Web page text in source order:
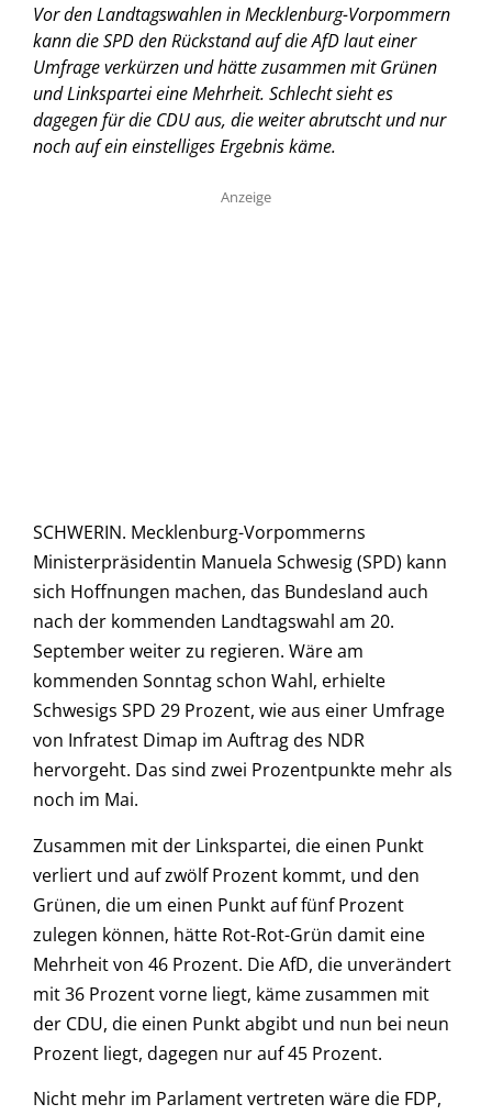
Vor den Landtagswahlen in Mecklenburg-Vorpommern
kann die SPD den Rückstand auf die AfD laut einer
Umfrage verkürzen und hätte zusammen mit Grünen
und Linkspartei eine Mehrheit. Schlecht sieht es
dagegen für die CDU aus, die weiter abrutscht und nur
noch auf ein einstelliges Ergebnis käme.
Anzeige
SCHWERIN. Mecklenburg-Vorpommerns
Ministerpräsidentin Manuela Schwesig (SPD) kann
sich Hoffnungen machen, das Bundesland auch
nach der kommenden Landtagswahl am 20.
September weiter zu regieren. Wäre am
kommenden Sonntag schon Wahl, erhielte
Schwesigs SPD 29 Prozent, wie aus einer Umfrage
von Infratest Dimap im Auftrag des NDR
hervorgeht. Das sind zwei Prozentpunkte mehr als
noch im Mai.
Zusammen mit der Linkspartei, die einen Punkt
verliert und auf zwölf Prozent kommt, und den
Grünen, die um einen Punkt auf fünf Prozent
zulegen können, hätte Rot-Rot-Grün damit eine
Mehrheit von 46 Prozent. Die AfD, die unverändert
mit 36 Prozent vorne liegt, käme zusammen mit
der CDU, die einen Punkt abgibt und nun bei neun
Prozent liegt, dagegen nur auf 45 Prozent.
Nicht mehr im Parlament vertreten wäre die FDP,